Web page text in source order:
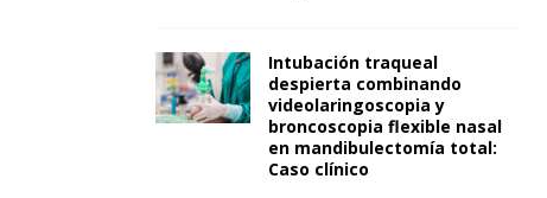
Intubación traqueal
despierta combinando
videolaringoscopia y
broncoscopia flexible nasal
en mandibulectomía total:
Caso clínico